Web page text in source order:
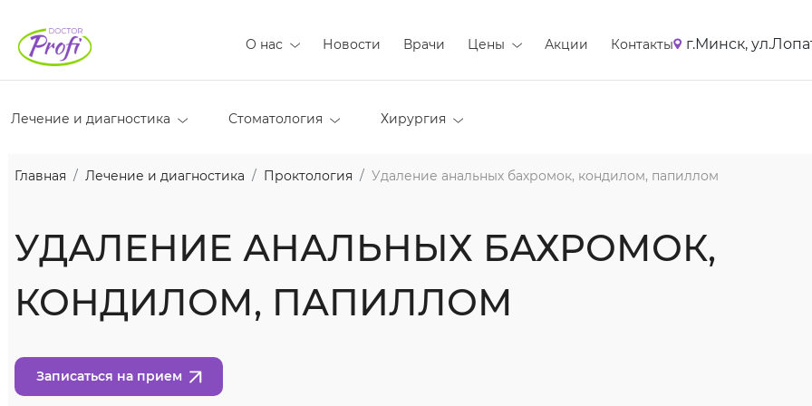
О нас Новости Врачи Цены Акции Контакты г.Минск,
Лечение и диагностика Стоматология Хирургия
Главная Лечение и диагностика Проктология Удаление анальных бахромок, кондилом, папиллом
УДАЛЕНИЕ АНАЛЬНЫХ БАХРОМОК,
КОНДИЛОМ, ПАПИЛЛОМ
Записаться на прием